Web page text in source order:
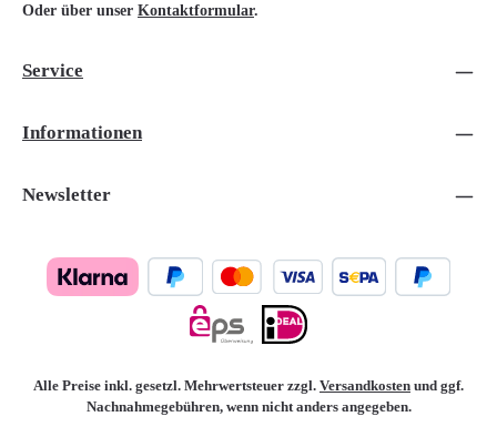
Oder über unser Kontaktformular.
Service
Informationen
Newsletter
Alle Preise inkl. gesetzl. Mehrwertsteuer zzgl. Versandkosten und ggf.
Nachnahmegebühren, wenn nicht anders angegeben.